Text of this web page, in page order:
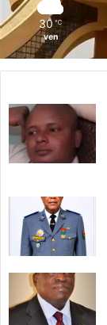
30 ℃
ven